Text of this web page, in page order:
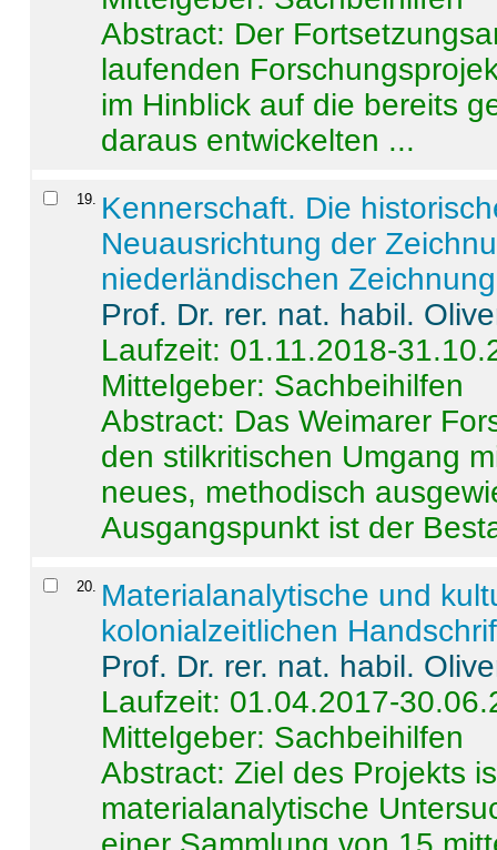
Abstract: Der
laufenden
im Hinblick auf die bereits
daraus entwickelten ...
19
Kennerschaft. Die
Neuausrichtung der
niederländischen
Prof. Dr. rer. nat. habil.
Laufzeit: 01.11.2018-
Mittelgeber: Sachbeihilfen
Abstract: Das Weimarer
den stilkritischen Umgang
neues, methodisch
Ausgangspunkt ist der
20
Materialanalytische und
kolonialzeitlichen
Prof. Dr. rer. nat. habil.
Laufzeit: 01.04.2017-
Mittelgeber: Sachbeihilfen
Abstract:Ziel des Projekts
materialanalytische